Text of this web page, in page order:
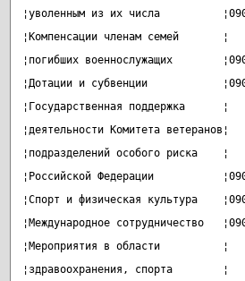
¦уволенным из их числа
¦Компенсации членам семей
¦погибших военнослужащих
¦Дотации и субвенции
¦Государственная
¦деятельности Комитета
¦подразделений особого
¦Российской Федерации
¦Спорт и физическая культура
¦Международное сотрудничество
¦Мероприятия в области
¦здравоохранения, спорта